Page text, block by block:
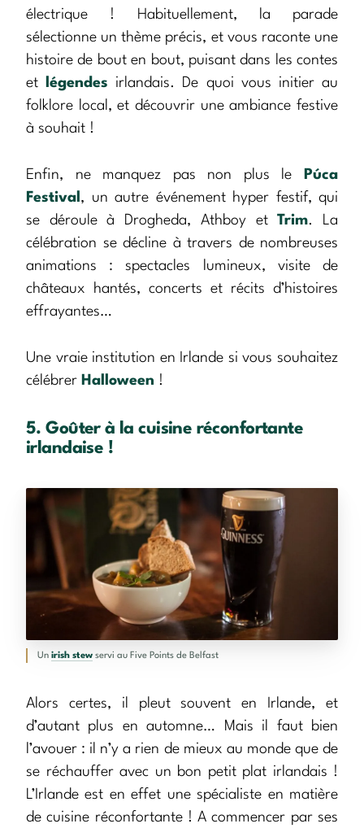
électrique ! Habituellement, la parade
sélectionne un thème précis, et vous raconte une
histoire de bout en bout, puisant dans les contes
et
légendes irlandais. De quoi vous initier au
folklore local, et découvrir une ambiance festive
à souhait !
Enfin, ne manquez pas non plus le
Púca
Festival , un autre événement hyper festif, qui
se déroule à Drogheda, Athboy etTrim. La
célébration se décline à travers de nombreuses
animations : spectacles lumineux, visite de
châteaux hantés, concerts et récits d’histoires
effrayantes…
Une vraie institution en Irlande si vous souhaitez
célébrer Halloween !
5. Goûter à la cuisine réconfortante
irlandaise !
Un irish stew servi au Five Points de Belfast
Alors certes, il pleut souvent en Irlande, et
d’autant plus en automne… Mais il faut bien
l’avouer : il n’y a rien de mieux au monde que de
se réchauffer avec un bon petit plat irlandais !
L’Irlande est en effet une spécialiste en matière
de cuisine réconfortante ! A commencer par ses